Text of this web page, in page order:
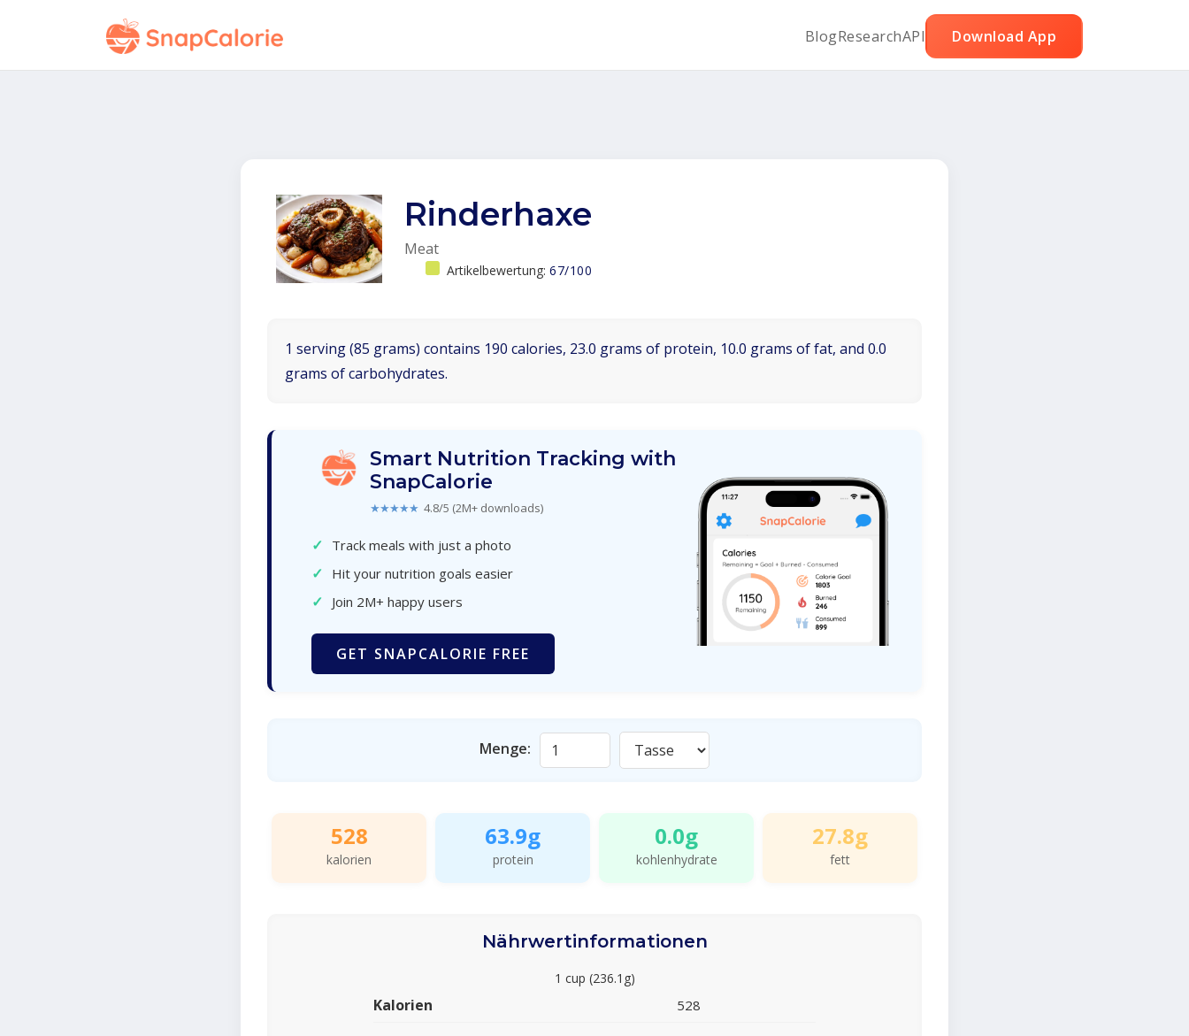
BlogResearchAPI Download App
Rinderhaxe
Meat
Artikelbewertung: 67/100
1 serving (85 grams) contains 190 calories, 23.0 grams of protein, 10.0 grams of fat, and 0.0
grams of carbohydrates.
Smart Nutrition Tracking with
SnapCalorie
★★★★★ 4.8/5 (2M+ downloads)
✓ Track meals with just a photo
✓ Hit your nutrition goals easier
✓ Join 2M+ happy users
GET SNAPCALORIE FREE
Menge:
528
kalorien
63.9g
protein
0.0g
kohlenhydrate
27.8g
fett
Nährwertinformationen
1 cup (236.1g)
Kalorien 528